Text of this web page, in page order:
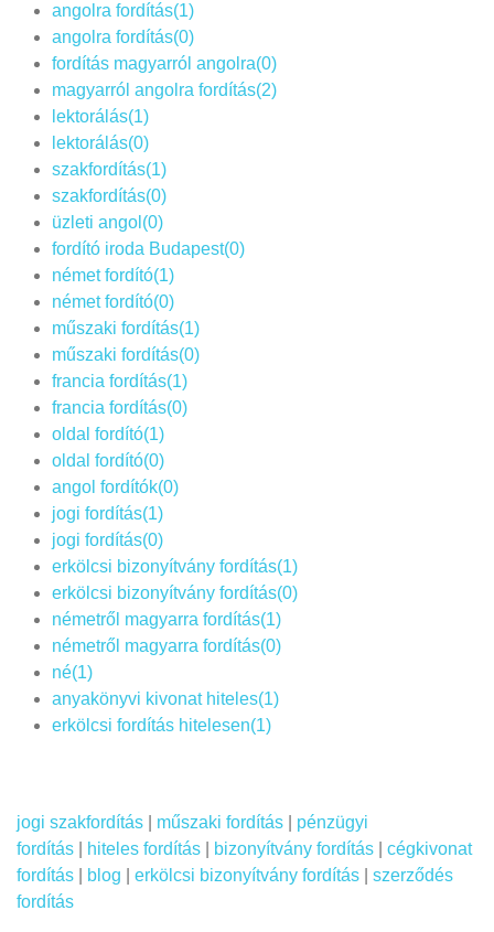
angolra fordítás(1)
angolra fordítás(0)
fordítás magyarról angolra(0)
magyarról angolra fordítás(2)
lektorálás(1)
lektorálás(0)
szakfordítás(1)
szakfordítás(0)
üzleti angol(0)
fordító iroda Budapest(0)
német fordító(1)
német fordító(0)
műszaki fordítás(1)
műszaki fordítás(0)
francia fordítás(1)
francia fordítás(0)
oldal fordító(1)
oldal fordító(0)
angol fordítók(0)
jogi fordítás(1)
jogi fordítás(0)
erkölcsi bizonyítvány fordítás(1)
erkölcsi bizonyítvány fordítás(0)
németről magyarra fordítás(1)
németről magyarra fordítás(0)
né(1)
anyakönyvi kivonat hiteles(1)
erkölcsi fordítás hitelesen(1)
jogi szakfordítás műszaki fordítás
pénzügyi
fordítás
hiteles fordítás bizonyítvány fordítás
cégkivonat
fordítás
blog erkölcsi bizonyítvány fordítás
szerződés
fordítás